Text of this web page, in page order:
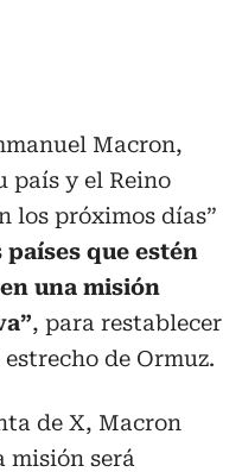
Macron,
país y el Reino
los próximos días”
que estén
una misión
, para restablecer
de Ormuz.
de X, Macron
misión será